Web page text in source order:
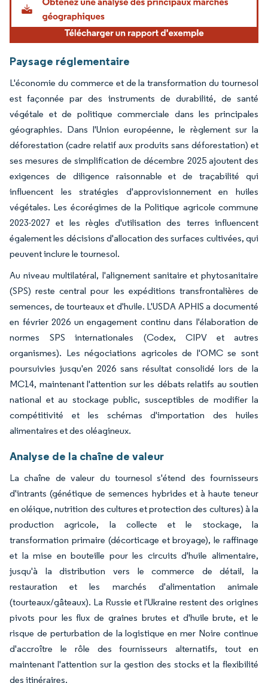
Paysage réglementaire
L'économie du commerce et de la transformation du tournesol
est façonnée par des instruments de durabilité, de santé
végétale et de politique commerciale dans les principales
géographies. Dans l'Union européenne, le règlement sur la
déforestation (cadre relatif aux produits sans déforestation) et
ses mesures de simplification de décembre 2025 ajoutent des
exigences de diligence raisonnable et de traçabilité qui
influencent les stratégies d'approvisionnement en huiles
végétales. Les écorégimes de la Politique agricole commune
2023-2027 et les règles d'utilisation des terres influencent
également les décisions d'allocation des surfaces cultivées, qui
peuvent inclure le tournesol.
Au niveau multilatéral, l'alignement sanitaire et phytosanitaire
(SPS) reste central pour les expéditions transfrontalières de
semences, de tourteaux et d'huile. L'USDA APHIS a documenté
en février 2026 un engagement continu dans l'élaboration de
normes SPS internationales (Codex, CIPV et autres
organismes). Les négociations agricoles de l'OMC se sont
poursuivies jusqu'en 2026 sans résultat consolidé lors de la
MC14, maintenant l'attention sur les débats relatifs au soutien
national et au stockage public, susceptibles de modifier la
compétitivité et les schémas d'importation des huiles
alimentaires et des oléagineux.
Analyse de la chaîne de valeur
La chaîne de valeur du tournesol s'étend des fournisseurs
d'intrants (génétique de semences hybrides et à haute teneur
en oléique, nutrition des cultures et protection des cultures) à la
production agricole, la collecte et le stockage, la
transformation primaire (décorticage et broyage), le raffinage
et la mise en bouteille pour les circuits d'huile alimentaire,
jusqu'à la distribution vers le commerce de détail, la
restauration et les marchés d'alimentation animale
(tourteaux/gâteaux). La Russie et l'Ukraine restent des origines
pivots pour les flux de graines brutes et d'huile brute, et le
risque de perturbation de la logistique en mer Noire continue
d'accroître le rôle des fournisseurs alternatifs, tout en
maintenant l'attention sur la gestion des stocks et la flexibilité
des itinéraires.